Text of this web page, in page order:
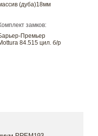
(дуба)18мм
замков:
Премьер
84.515 цил. б/р